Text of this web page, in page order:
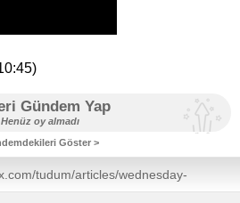
)
Gündem Yap
Henüz oy almadı
Göster >
tudum/articles/wednesday-
sneak-peek